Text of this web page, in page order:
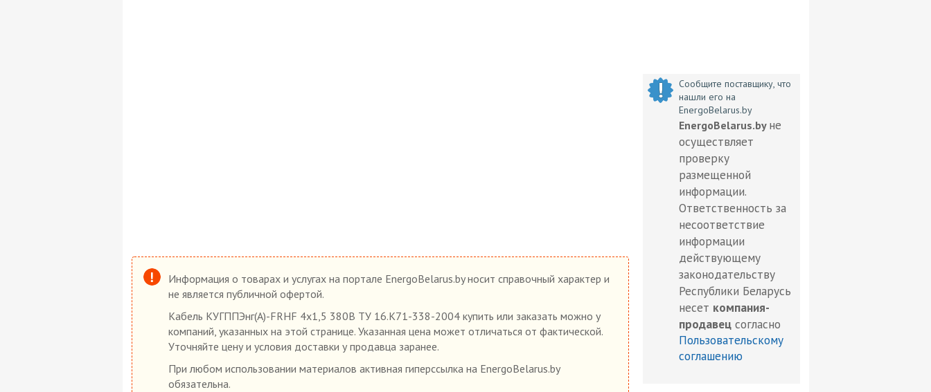
Сообщите поставщику, что
нашли его на
EnergoBelarus.by
EnergoBelarus.by не
осуществляет
проверку
размещенной
информации.
Ответственность за
несоответствие
информации
действующему
законодательству
Республики Беларусь
несет компания-
продавец согласно
Пользовательскому
соглашению
Информация о товарах и услугах на портале EnergoBelarus.by носит справочный характер и
не является публичной офертой.
Кабель КУГППЭнг(А)-FRHF 4х1,5 380В ТУ 16.К71-338-2004 купить или заказать можно у
компаний, указанных на этой странице. Указанная цена может отличаться от фактической.
Уточняйте цену и условия доставки у продавца заранее.
При любом использовании материалов активная гиперссылка на EnergoBelarus.by
обязательна.